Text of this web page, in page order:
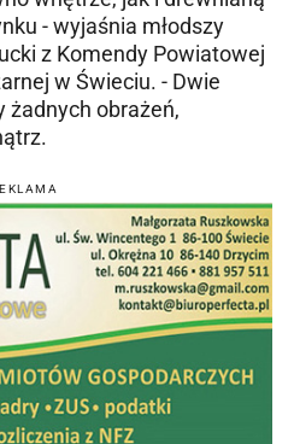
- wyjaśnia młodszy
z Komendy Powiatowej
w Świeciu. - Dwie
żadnych obrażeń,